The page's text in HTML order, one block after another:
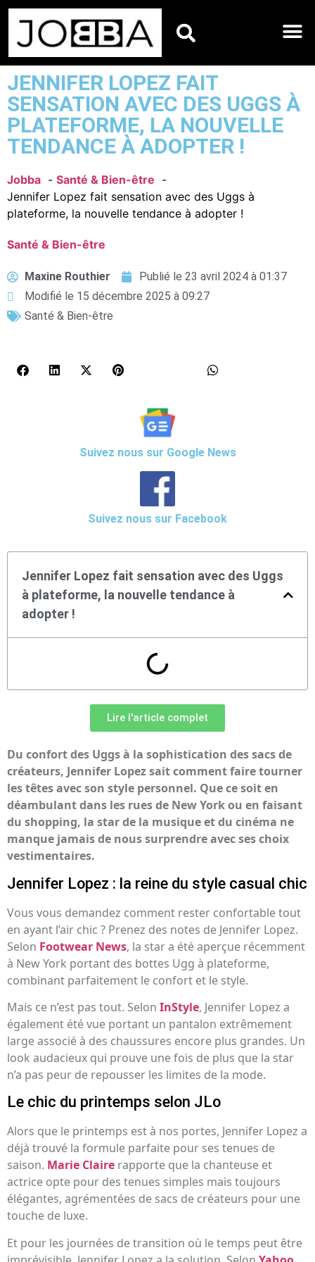
JENNIFER LOPEZ FAIT
SENSATION AVEC DES UGGS À
PLATEFORME, LA NOUVELLE
TENDANCE À ADOPTER !
Jobba
Santé & Bien-être
Jennifer Lopez fait sensation avec des Uggs à
plateforme, la nouvelle tendance à adopter !
Santé & Bien-être
Maxine Routhier Publié le 23 avril 2024 à 01:37
Modifié le 15 décembre 2025 à 09:27
Santé & Bien-être
Suivez nous sur Google News
Suivez nous sur Facebook
Jennifer Lopez fait sensation avec des Uggs
à plateforme, la nouvelle tendance à
adopter !
Lire l'article complet
Du confort des Uggs à la sophistication des sacs de
créateurs, Jennifer Lopez sait comment faire tourner
les têtes avec son style personnel. Que ce soit en
déambulant dans les rues de New York ou en faisant
du shopping, la star de la musique et du cinéma ne
manque jamais de nous surprendre avec ses choix
vestimentaires.
Jennifer Lopez : la reine du style casual chic
Vous vous demandez comment rester confortable tout
en ayant l’air chic ? Prenez des notes de Jennifer Lopez.
Selon Footwear News, la star a été aperçue récemment
à New York portant des bottes Ugg à plateforme,
combinant parfaitement le confort et le style.
Mais ce n’est pas tout. Selon InStyle, Jennifer Lopez a
également été vue portant un pantalon extrêmement
large associé à des chaussures encore plus grandes. Un
look audacieux qui prouve une fois de plus que la star
n’a pas peur de repousser les limites de la mode.
Le chic du printemps selon JLo
Alors que le printemps est à nos portes, Jennifer Lopez a
déjà trouvé la formule parfaite pour ses tenues de
saison. Marie Claire rapporte que la chanteuse et
actrice opte pour des tenues simples mais toujours
élégantes, agrémentées de sacs de créateurs pour une
touche de luxe.
Et pour les journées de transition où le temps peut être